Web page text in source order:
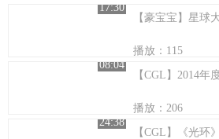
17:30
播放：115
08:04
播放：206
24:38